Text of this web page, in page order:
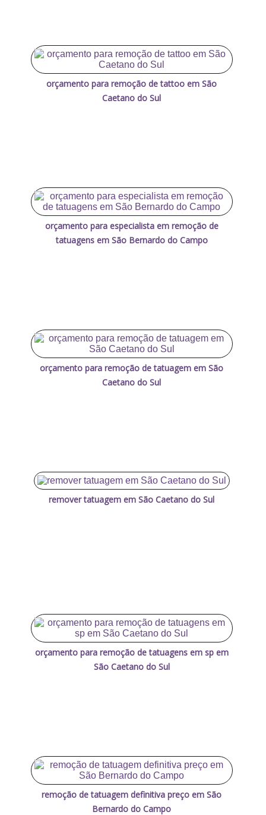
orçamento para remoção de tattoo em São
Caetano do Sul
orçamento para especialista em remoção de
tatuagens em São Bernardo do Campo
orçamento para remoção de tatuagem em São
Caetano do Sul
remover tatuagem em São Caetano do Sul
orçamento para remoção de tatuagens em sp em
São Caetano do Sul
remoção de tatuagem definitiva preço em São
Bernardo do Campo